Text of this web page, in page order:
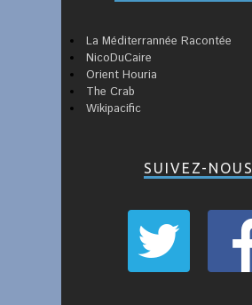
La Méditerrannée Racontée
NicoDuCaire
Orient Houria
The Crab
Wikipacific
SUIVEZ-NOUS